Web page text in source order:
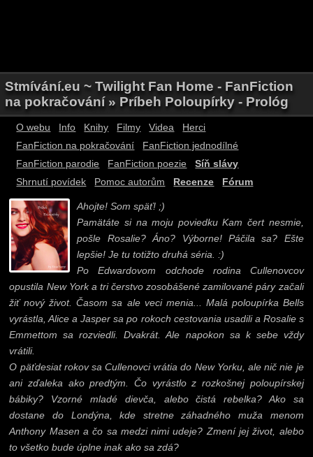
Stmívání.eu ~ Twilight Fan Home - FanFiction
na pokračování » Príbeh Poloupírky - Prológ
O webu Info Knihy Filmy Videa
Herci
FanFiction na pokračování
FanFiction jednodílné
FanFiction parodie
FanFiction poezie
Síň slávy
Shrnutí povídek
Pomoc autorům Recenze Fórum
Ahojte! Som späť! ;)
Pamätáte si na moju poviedku Kam čert nesmie,
pošle Rosalie? Áno? Výborne! Páčila sa? Ešte
lepšie! Je tu totižto druhá séria. :)
Po Edwardovom odchode rodina Cullenovcov
opustila New York a tri čerstvo zosobášené zamilované páry začali
žiť nový život. Časom sa ale veci menia... Malá poloupírka Bells
vyrástla, Alice a Jasper sa po rokoch cestovania usadili a Rosalie s
Emmettom sa rozviedli. Dvakrát. Ale napokon sa k sebe vždy
vrátili.
O päťdesiat rokov sa Cullenovci vrátia do New Yorku, ale nič nie je
ani zďaleka ako predtým. Čo vyrástlo z rozkošnej poloupírskej
bábiky? Vzorné mladé dievča, alebo čistá rebelka? Ako sa
dostane do Londýna, kde stretne záhadného muža menom
Anthony Masen a čo sa medzi nimi udeje? Zmení jej život, alebo
to všetko bude úplne inak ako sa zdá?